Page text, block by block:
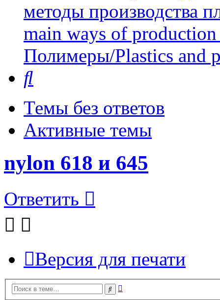
методы производства
main ways of
Полимеры/Plastics and
Темы без ответов
Активные темы
nylon 618 и 645
Ответить
Версия для печати
Поиск